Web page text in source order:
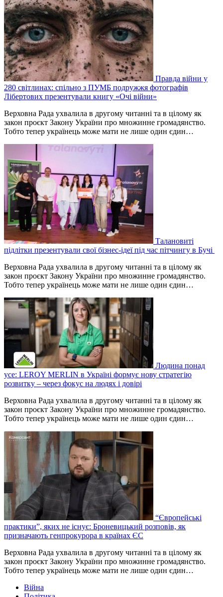
Правда війни у
280 світлинах: спільно з ПУМБ подружжя фотографів
Лібертових презентували книгу «Очі війни»
Верховна Рада ухвалила в другому читанні та в цілому як
закон проєкт Закону України про множинне громадянство.
Тобто тепер українець може мати не лише один єдин…
Талановиті
підлітки презентували свої бізнес-ідеї під час пітчингу в Бучі
Верховна Рада ухвалила в другому читанні та в цілому як
закон проєкт Закону України про множинне громадянство.
Тобто тепер українець може мати не лише один єдин…
Людина понад
усе: LEROY MERLIN в Україні формує нову стратегію
розвитку – через фокус на людях і довірі
Верховна Рада ухвалила в другому читанні та в цілому як
закон проєкт Закону України про множинне громадянство.
Тобто тепер українець може мати не лише один єдин…
“Європейські
практики”, яких не існує: Броневицький розповів, як
призначають генпрокурора в країнах ЄС
Верховна Рада ухвалила в другому читанні та в цілому як
закон проєкт Закону України про множинне громадянство.
Тобто тепер українець може мати не лише один єдин…
Війна